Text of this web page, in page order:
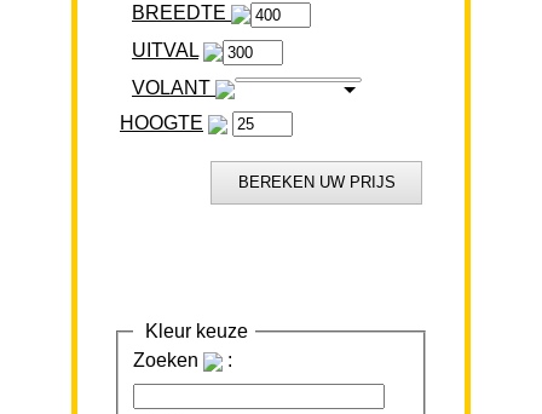
BREEDTE
VOLANT
HOOGTE
Kleur keuze
Zoeken
: